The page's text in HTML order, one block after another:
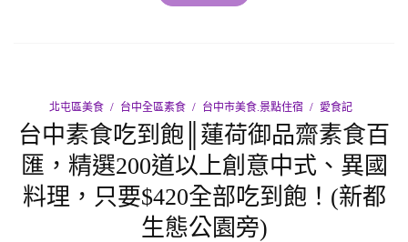
北屯區美食 台中全區素食 台中市美食.景點住宿 愛食記
台中素食吃到飽║蓮荷御品齋素食百
匯，精選200道以上創意中式、異國
料理，只要$420全部吃到飽！(新都
生態公園旁)